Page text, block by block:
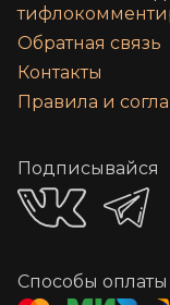
Обратная связь
Контакты
Правила и
Подписывайся
Способы оплаты